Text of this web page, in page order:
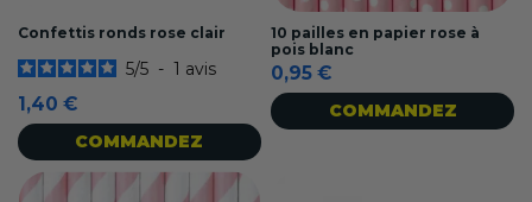
Confettis ronds rose clair
5/5 - 1 avis
1,40 €
COMMANDEZ
10 pailles en papier rose à
pois blanc
0,95 €
COMMANDEZ